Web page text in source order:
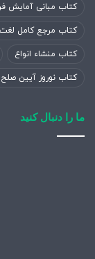
کتاب مبانی آمایش
کتاب مرجع کامل
کتاب منشاء انواع
کتاب نوروز آیین
ما را دنبال کنید